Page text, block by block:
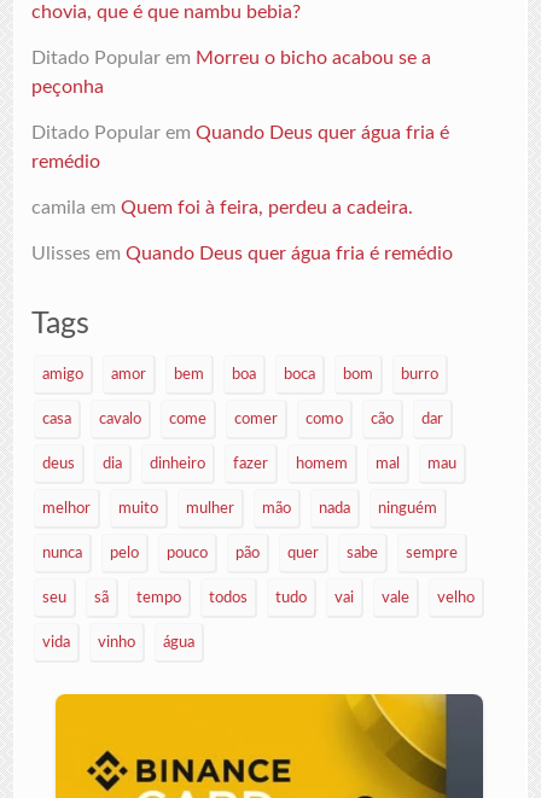
chovia, que é que nambu bebia?
Ditado Popular em Morreu o bicho acabou se a
peçonha
Ditado Popular emQuando Deus quer água fria é
remédio
camila emQuem foi à feira, perdeu a cadeira.
Ulisses emQuando Deus quer água fria é remédio
Tags
amigo amor bem boa boca bom burro
casa cavalo come comer como cão dar
deus dia dinheiro fazer homem mal mau
melhor muito mulher mão nada ninguém
nunca pelo pouco pão quer sabe sempre
seu sã tempo todos tudo vai vale velho
vida vinho água